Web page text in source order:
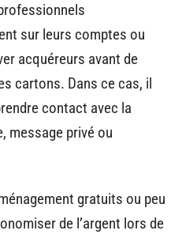
sur leurs comptes ou
acquéreurs avant de
cartons. Dans ce cas, il
contact avec la
message privé ou
gratuits ou peu
de l’argent lors de